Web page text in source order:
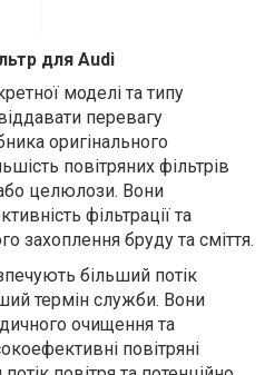
для Audi
моделі та типу
вати перевагу
оригінального
повітряних фільтрів
целюлози. Вони
фільтрації та
захоплення бруду та сміття.
більший потік
термін служби. Вони
очищення та
повітряні